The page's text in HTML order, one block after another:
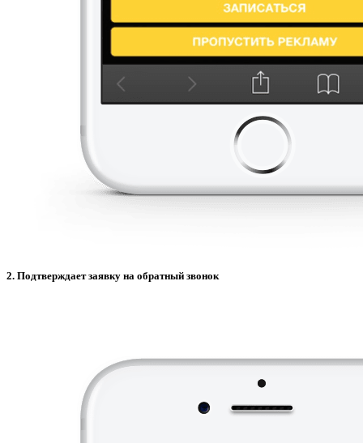
2. Подтверждает заявку на обратный звонок